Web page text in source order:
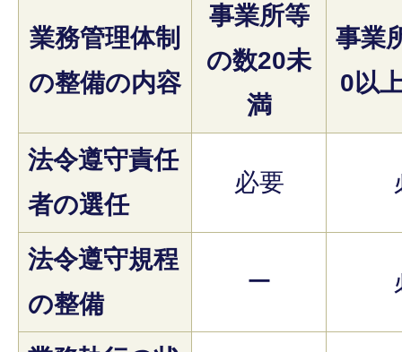
業務管理体制
の整備の内容
事業所等
の数20未
満
事業
0以
法令遵守責任
者の選任
必要
法令遵守規程
の整備
ー